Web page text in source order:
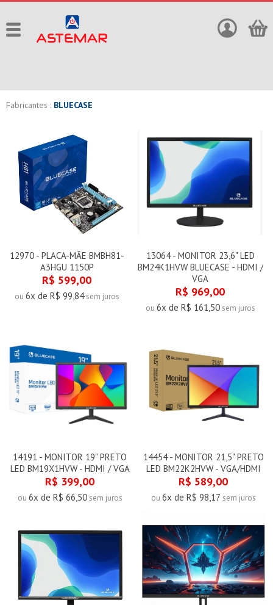
Fabricantes : BLUECASE
12970 - PLACA-MÃE BMBH81-
A3HGU 1150P
R$ 599,00
ou 6x de R$ 99,84sem juros
13064 - MONITOR 23,6" LED
BM24K1HVW BLUECASE - HDMI /
VGA
R$ 969,00
ou 6x de R$ 161,50sem juros
14191 - MONITOR 19" PRETO
LED BM19X1HVW - HDMI / VGA
R$ 399,00
ou 6x de R$ 66,50sem juros
14454 - MONITOR 21,5" PRETO
LED BM22K2HVW - VGA/HDMI
R$ 589,00
ou 6x de R$ 98,17 sem juros